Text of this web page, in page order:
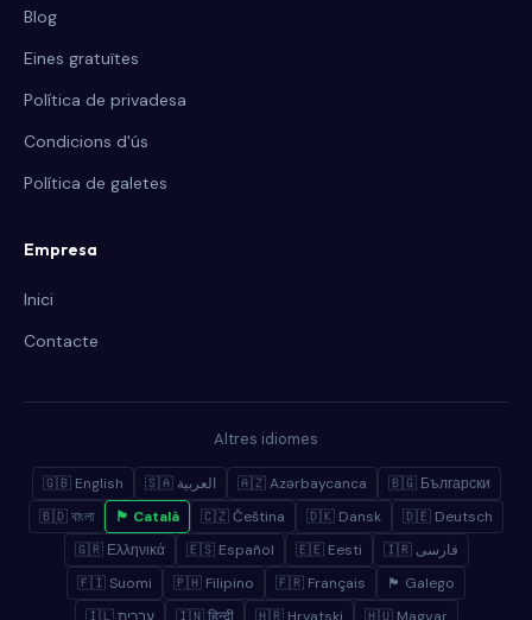
Blog
Eines gratuïtes
Política de privadesa
Condicions d'ús
Política de galetes
Empresa
Inici
Contacte
Altres idiomes
🇬🇧 English 🇸🇦 العربية 🇦🇿 Azərbaycanca
🇧🇬 Български
🇧🇩 বাংলা
🏴 Català 🇨🇿 Čeština 🇩🇰 Dansk
🇩🇪 Deutsch
🇬🇷 Ελληνικά
🇪🇸 Español 🇪🇪 Eesti
🇮🇷 فارسی
🇫🇮 Suomi
🇵🇭 Filipino 🇫🇷 Français
🏴 Galego